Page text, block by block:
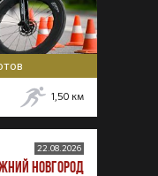
1,50 км
22.08.2026
НОВГОРОД